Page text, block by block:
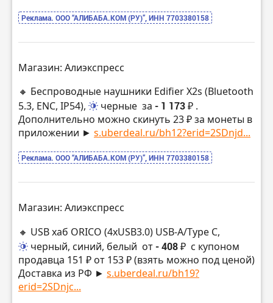
Реклама. ООО “АЛИБАБА.КОМ (РУ)”, ИНН 7703380158
Магазин: Алиэкспресс
🔸 Беспроводные наушники Edifier X2s (Bluetooth
5.3, ENC, IP54),
черные за - 1 173 ₽ .
Дополнительно можно скинуть 23 ₽ за монеты в
приложении ► s.uberdeal.ru/bh12?erid=2SDnjd...
Реклама. ООО “АЛИБАБА.КОМ (РУ)”, ИНН 7703380158
Магазин: Алиэкспресс
🔸 USB хаб ORICO (4xUSB3.0) USB-A/Type C,
черный, синий, белый от- 408 ₽ с купоном
продавца 151 ₽ от 153 ₽ (взять можно под ценой)
Доставка из РФ ► s.uberdeal.ru/bh19?
erid=2SDnjc...